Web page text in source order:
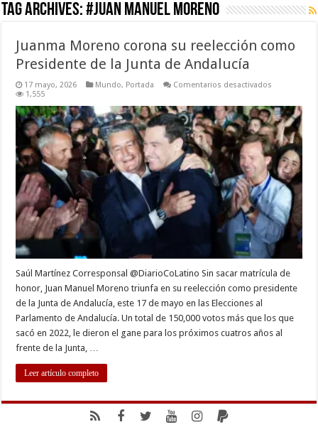
Tag Archives:#Juan Manuel Moreno
Juanma Moreno corona su reelección como
Presidente de la Junta de Andalucía
17 mayo, 2026 Mundo, Portada Comentarios desactivados
corona
su
reelección
como
Presidente
de
la
Junta
de
Andalucía
1,555
Saúl Martínez Corresponsal @DiarioCoLatino Sin sacar matrícula de
honor, Juan Manuel Moreno triunfa en su reelección como presidente
de la Junta de Andalucía, este 17 de mayo en las Elecciones al
Parlamento de Andalucía. Un total de 150,000 votos más que los que
sacó en 2022, le dieron el gane para los próximos cuatros años al
frente de la Junta, …
Leer artículo completo